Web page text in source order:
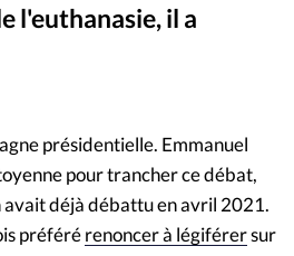
Mon compte
Nous contacter
l'euthanasie, il a
présidentielle. Emmanuel
pour trancher ce débat,
avait déjà débattu en avril 2021.
préférérenoncer à légiférersur